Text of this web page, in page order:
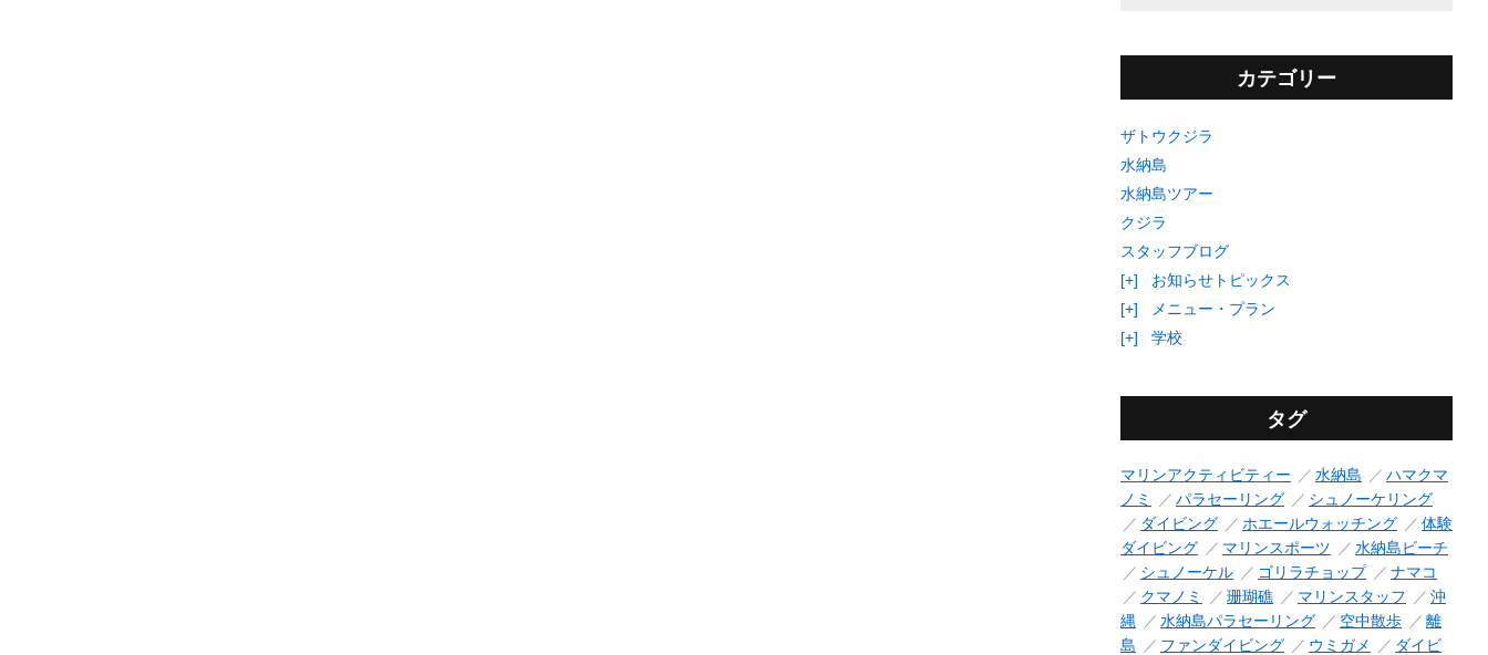
カテゴリー
ザトウクジラ
水納島
水納島ツアー
クジラ
スタッフブログ
[+]
お知らせトピックス
[+]
メニュー・プラン
[+]
学校
タグ
マリンアクティビティー 水納島
ハマクマ
ノミ
パラセーリング
シュノーケリング
ダイビング
ホエールウォッチング
体験
ダイビング
マリンスポーツ
水納島ビーチ
シュノーケル
ゴリラチョップ
ナマコ
クマノミ
珊瑚礁 マリンスタッフ
沖
縄
水納島パラセーリング 空中散歩
離
島
ファンダイビング ウミガメ
ダイビ